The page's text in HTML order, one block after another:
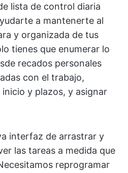
lista de control diaria
a mantenerte al
y organizada de tus
tienes que enumerar lo
recados personales
con el trabajo,
y plazos, y asignar
interfaz de arrastrar y
las tareas a medida que
reprogramar